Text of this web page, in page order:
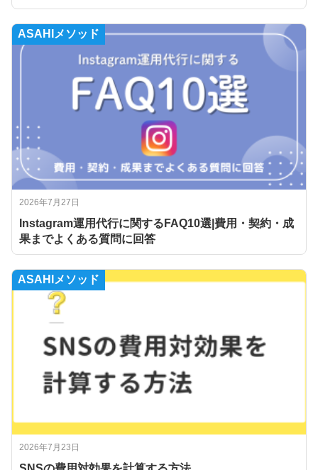
ASAHIメソッド
2026年7月27日
Instagram運用代行に関するFAQ10選|費用・契約・成
果までよくある質問に回答
ASAHIメソッド
2026年7月23日